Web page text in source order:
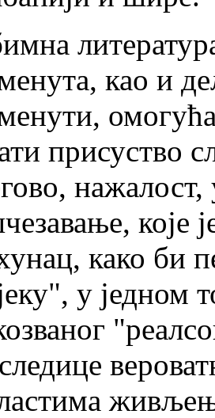
као и
присуство
нажалост,
које
како би
у једном